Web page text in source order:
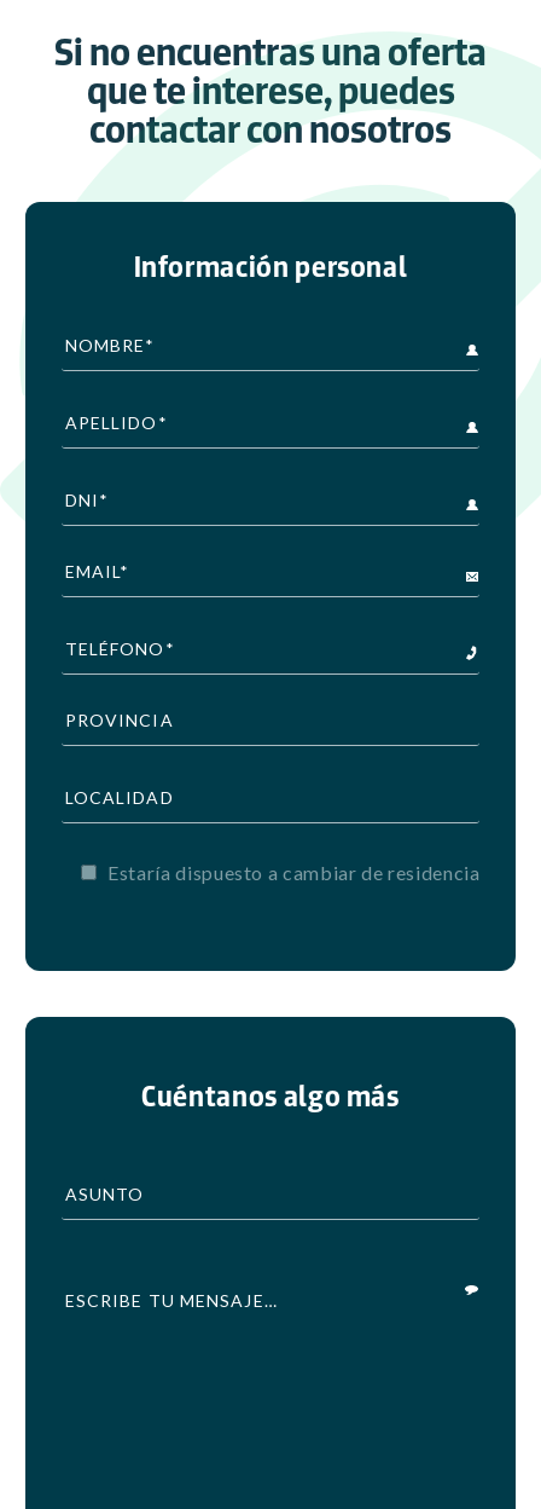
Si no encuentras una oferta
que te interese, puedes
contactar con nosotros
Información personal
Estaría dispuesto a cambiar de residencia
Cuéntanos algo más